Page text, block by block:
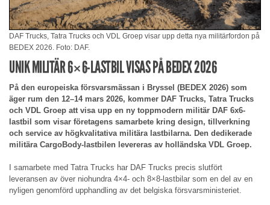
DAF Trucks, Tatra Trucks och VDL Groep visar upp detta nya militärfordon på
BEDEX 2026. Foto: DAF.
UNIK MILITÄR 6×6-LASTBIL VISAS PÅ BEDEX 2026
På den europeiska försvarsmässan i Bryssel (BEDEX 2026) som
äger rum den 12–14 mars 2026, kommer DAF Trucks, Tatra Trucks
och VDL Groep att visa upp en ny toppmodern militär DAF 6x6-
lastbil som visar företagens samarbete kring design, tillverkning
och service av högkvalitativa militära lastbilarna. Den dedikerade
militära CargoBody-lastbilen levereras av holländska VDL Groep.
I samarbete med Tatra Trucks har DAF Trucks precis slutfört
leveransen av över niohundra 4×4- och 8×8-lastbilar som en del av en
nyligen genomförd upphandling av det belgiska försvarsministeriet.